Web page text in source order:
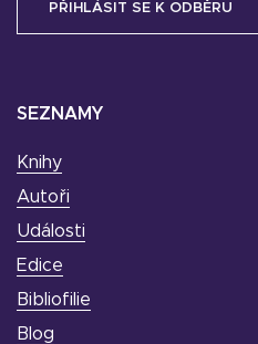
SEZNAMY
Knihy
Autoři
Události
Edice
Bibliofilie
Blog